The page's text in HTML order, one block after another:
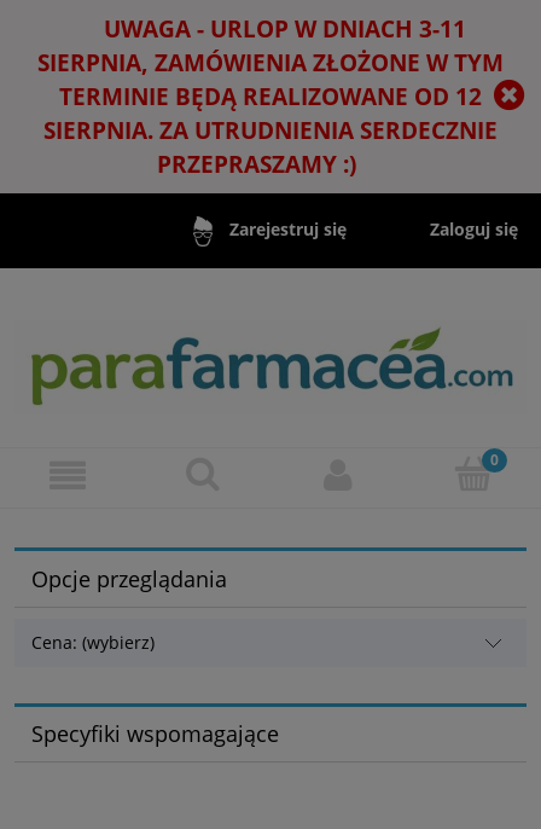
UWAGA - URLOP W DNIACH 3-11
SIERPNIA, ZAMÓWIENIA ZŁOŻONE W TYM
TERMINIE BĘDĄ REALIZOWANE OD 12
SIERPNIA. ZA UTRUDNIENIA SERDECZNIE
PRZEPRASZAMY :)
Zarejestruj się Zaloguj się
Opcje przeglądania
Cena: (wybierz)
Specyfiki wspomagające